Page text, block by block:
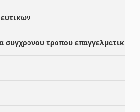
συγχρονου τροπου επαγγελματικης